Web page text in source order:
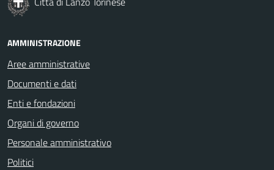
AMMINISTRAZIONE
Aree amministrative
Documenti e dati
Enti e fondazioni
Organi di governo
Personale amministrativo
Politici